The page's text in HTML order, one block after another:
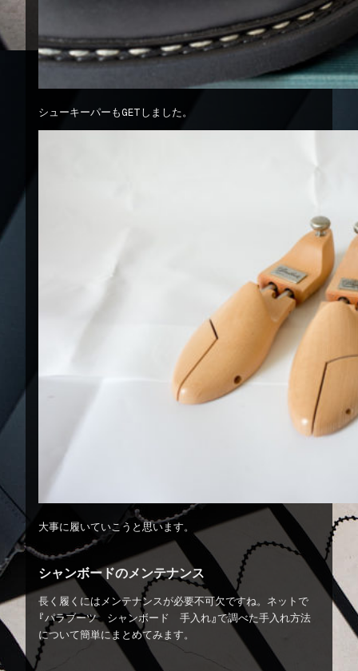
シューキーパーもGETしました。
大事に履いていこうと思います。
シャンボードのメンテナンス
長く履くにはメンテナンスが必要不可欠ですね。ネットで
『パラブーツ シャンボード 手入れ』で調べた手入れ方法
について簡単にまとめてみます。